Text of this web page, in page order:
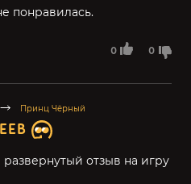
0 0
понравилась.
Принц Чёрный
отзыв на игру